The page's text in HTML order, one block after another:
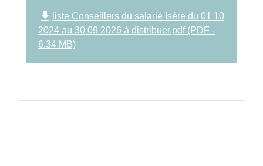
file_download liste Conseillers du salarié Isère du 01 10
2024 au 30 09 2026 à distribuer.pdf (PDF -
6.34 MB)